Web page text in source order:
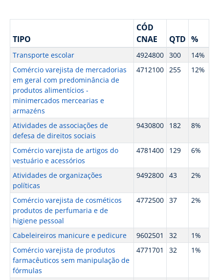
TIPO
CÓD
CNAE
QTD %
Transporte escolar 4924800 300
14%
Comércio varejista de mercadorias
em geral com predominância de
produtos alimentícios -
minimercados mercearias e
armazéns
4712100 255 12%
Atividades de associações de
defesa de direitos sociais
9430800 182 8%
Comércio varejista de artigos do
vestuário e acessórios
4781400 129 6%
Atividades de organizações
políticas
9492800 43 2%
Comércio varejista de cosméticos
produtos de perfumaria e de
higiene pessoal
4772500 37 2%
Cabeleireiros manicure e pedicure 9602501 32
1%
Comércio varejista de produtos
farmacêuticos sem manipulação de
fórmulas
4771701 32 1%